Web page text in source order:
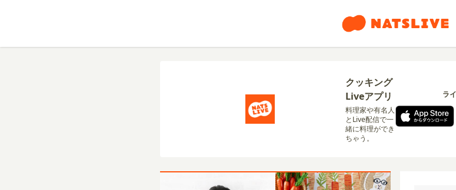
クッキング
Liveアプリ
料理家や有名人
とLive配信で一
緒に料理ができ
ちゃう。
ラ